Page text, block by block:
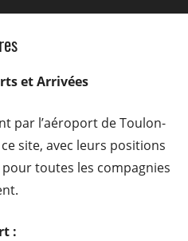
et Arrivées
par l’aéroport de Toulon-
site, avec leurs positions
toutes les compagnies
: